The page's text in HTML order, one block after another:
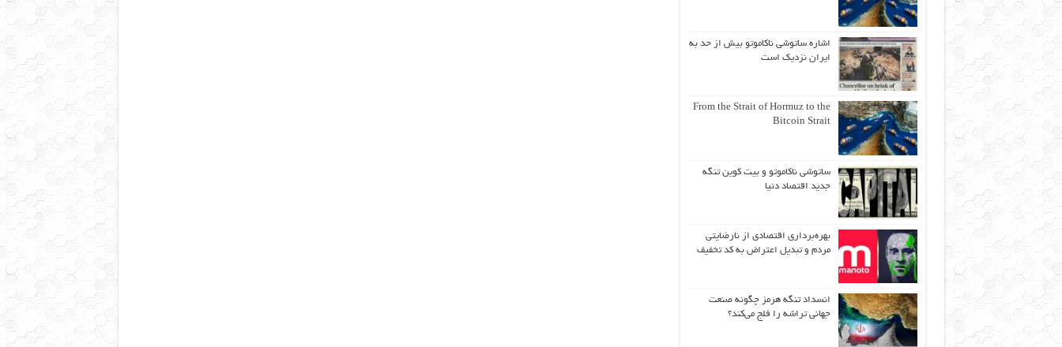
اشاره ساتوشی ناکاموتو بیش از حد به
ایران نزدیک است
From the Strait of Hormuz to the
Bitcoin Strait
ساتوشی ناکاموتو و بیت کوین تنگه
جدید اقتصاد دنیا
بهره‌برداری اقتصادی از نارضایتی
مردم و تبدیل اعتراض به کد تخفیف
انسداد تنگه هرمز چگونه صنعت
جهانی تراشه را فلج می‌کند؟